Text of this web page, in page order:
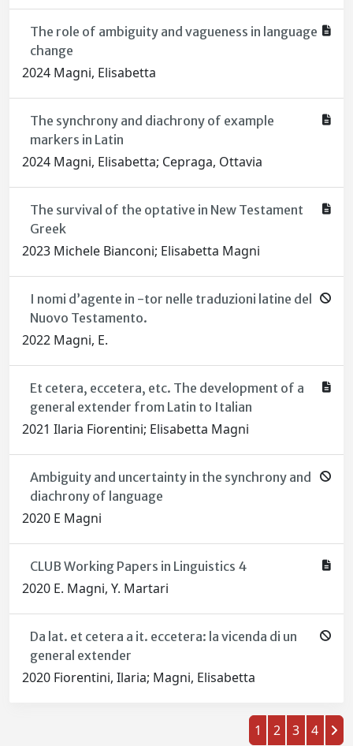
The role of ambiguity and vagueness in language
change
2024 Magni, Elisabetta
The synchrony and diachrony of example
markers in Latin
2024 Magni, Elisabetta; Cepraga, Ottavia
The survival of the optative in New Testament
Greek
2023 Michele Bianconi; Elisabetta Magni
I nomi d’agente in -tor nelle traduzioni latine del
Nuovo Testamento.
2022 Magni, E.
Et cetera, eccetera, etc. The development of a
general extender from Latin to Italian
2021 Ilaria Fiorentini; Elisabetta Magni
Ambiguity and uncertainty in the synchrony and
diachrony of language
2020 E Magni
CLUB Working Papers in Linguistics 4
2020 E. Magni, Y. Martari
Da lat. et cetera a it. eccetera: la vicenda di un
general extender
2020 Fiorentini, Ilaria; Magni, Elisabetta
1 2 3 4